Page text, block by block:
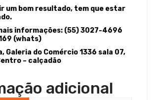
um bom resultado, tem que estar
informações: (55) 3027-4696
(whats)
Galeria do Comércio 1336 sala 07,
– calçadão
adicional